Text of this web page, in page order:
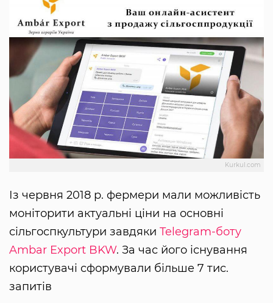
Kurkul.com
Із червня 2018 р. фермери мали можливість
моніторити актуальні ціни на основні
сільгоспкультури завдяки Telegram-боту
Ambar Export BKW. За час його існування
користувачі сформували більше 7 тис.
запитів